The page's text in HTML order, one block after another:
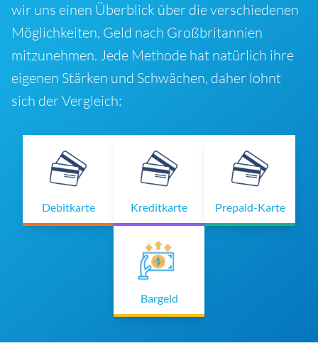
wir uns einen Überblick über die verschiedenen
Möglichkeiten, Geld nach Großbritannien
mitzunehmen. Jede Methode hat natürlich ihre
eigenen Stärken und Schwächen, daher lohnt
sich der Vergleich:
Debitkarte Kreditkarte Prepaid-Karte
Bargeld